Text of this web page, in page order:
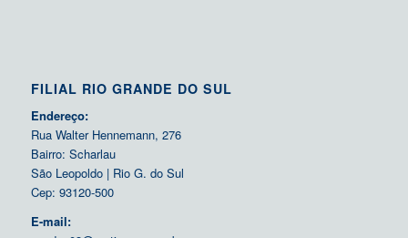
FILIAL RIO GRANDE DO SUL
Endereço:
Rua Walter Hennemann, 276
Bairro: Scharlau
São Leopoldo | Rio G. do Sul
Cep: 93120-500
E-mail: